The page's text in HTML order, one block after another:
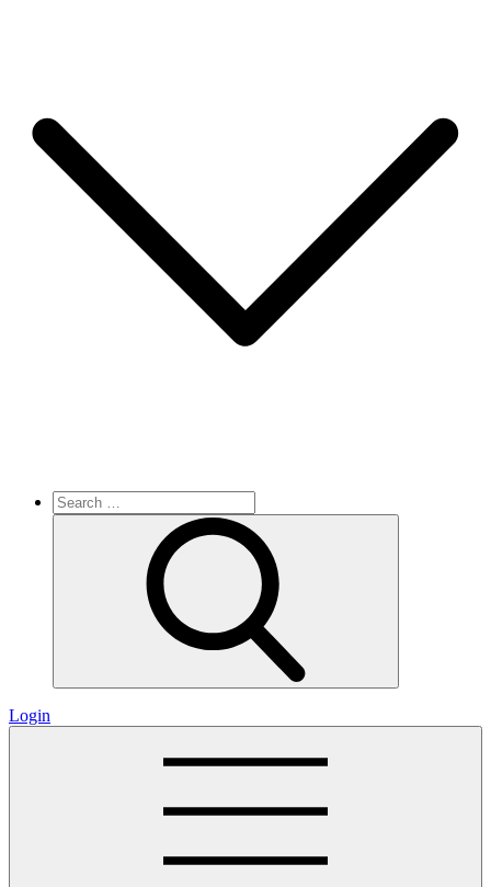
Search
for:
Login